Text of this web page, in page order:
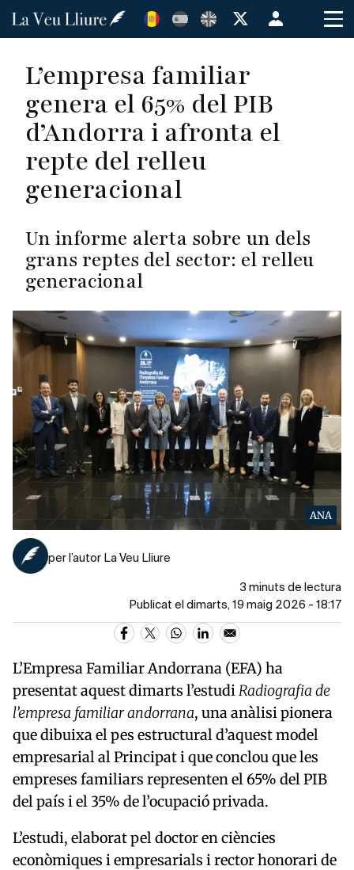
Vés
Menú
de
usuario
L’empresa familiar
genera el 65% del PIB
d’Andorra i afronta el
repte del relleu
generacional
Un informe alerta sobre un dels
grans reptes del sector: el relleu
generacional
ANA
per l’autor La Veu Lliure
3 minuts de lectura
Publicat el dimarts, 19 maig 2026 - 18:17
L’Empresa Familiar Andorrana (EFA) ha
presentat aquest dimarts l’estudiRadiografia de
l’empresa familiar andorrana, una anàlisi pionera
que dibuixa el pes estructural d’aquest model
empresarial al Principat i que conclou que les
empreses familiars representen el 65% del PIB
del país i el 35% de l’ocupació privada.
L’estudi, elaborat pel doctor en ciències
econòmiques i empresarials i rector honorari de